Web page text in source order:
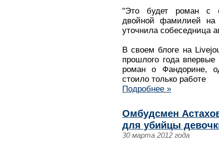
"Это будет роман с
двойной фамилией на
уточнила собеседница
В своем блоге на
прошлого года
роман о Фандорине,
стоило только работе
Подробнее »
Омбудсмен
для убийцы
30 марта 2012 года